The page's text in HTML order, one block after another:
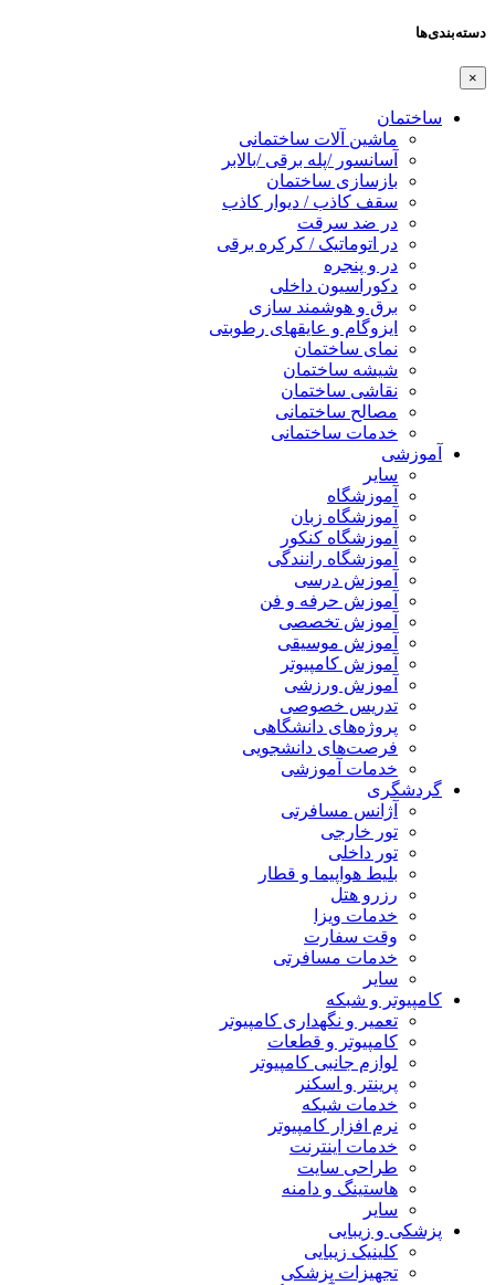
دسته‌بندی‌ها
×
ساختمان
ماشین آلات ساختمانی
آسانسور /پله برقی /بالابر
بازسازی ساختمان
سقف کاذب / دیوار کاذب
در ضد سرقت
در اتوماتیک / کرکره برقی
در و پنجره
دکوراسیون داخلی
برق و هوشمند سازی
ایزوگام و عایقهای رطوبتی
نمای ساختمان
شیشه ساختمان
نقاشی ساختمان
مصالح ساختمانی
خدمات ساختمانی
آموزشی
سایر
آموزشگاه
آموزشگاه زبان
آموزشگاه کنکور
آموزشگاه رانندگی
آموزش درسی
آموزش حرفه و فن
آموزش تخصصی
آموزش موسیقی
آموزش کامپیوتر
آموزش ورزشی
تدریس خصوصی
پروژه‌های دانشگاهی
فرصت‌های دانشجویی
خدمات آموزشی
گردشگری
آژانس مسافرتی
تور خارجی
تور داخلی
بلیط هواپیما و قطار
رزرو هتل
خدمات ویزا
وقت سفارت
خدمات مسافرتی
سایر
کامپیوتر و شبکه
تعمیر و نگهداری کامپیوتر
کامپیوتر و قطعات
لوازم جانبی کامپیوتر
پرینتر و اسکنر
خدمات شبکه
نرم افزار کامپیوتر
خدمات اینترنت
طراحی سایت
هاستینگ و دامنه
سایر
پزشکی و زیبایی
کلینیک زیبایی
تجهیزات پزشکی